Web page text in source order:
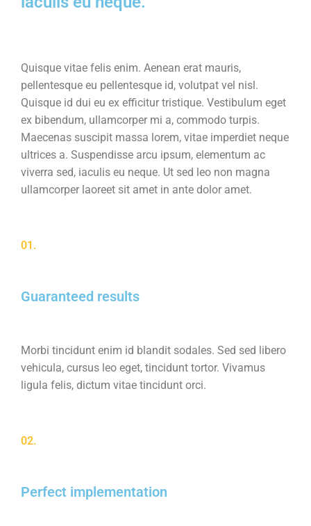
Quisque vitae felis enim. Aenean erat mauris,
pellentesque eu pellentesque id, volutpat vel nisl.
Quisque id dui eu ex efficitur tristique. Vestibulum eget
ex bibendum, ullamcorper mi a, commodo turpis.
Maecenas suscipit massa lorem, vitae imperdiet neque
ultrices a. Suspendisse arcu ipsum, elementum ac
viverra sed, iaculis eu neque. Ut sed leo non magna
ullamcorper laoreet sit amet in ante dolor amet.
01.
Guaranteed results
Morbi tincidunt enim id blandit sodales. Sed sed libero
vehicula, cursus leo eget, tincidunt tortor. Vivamus
ligula felis, dictum vitae tincidunt orci.
02.
Perfect implementation